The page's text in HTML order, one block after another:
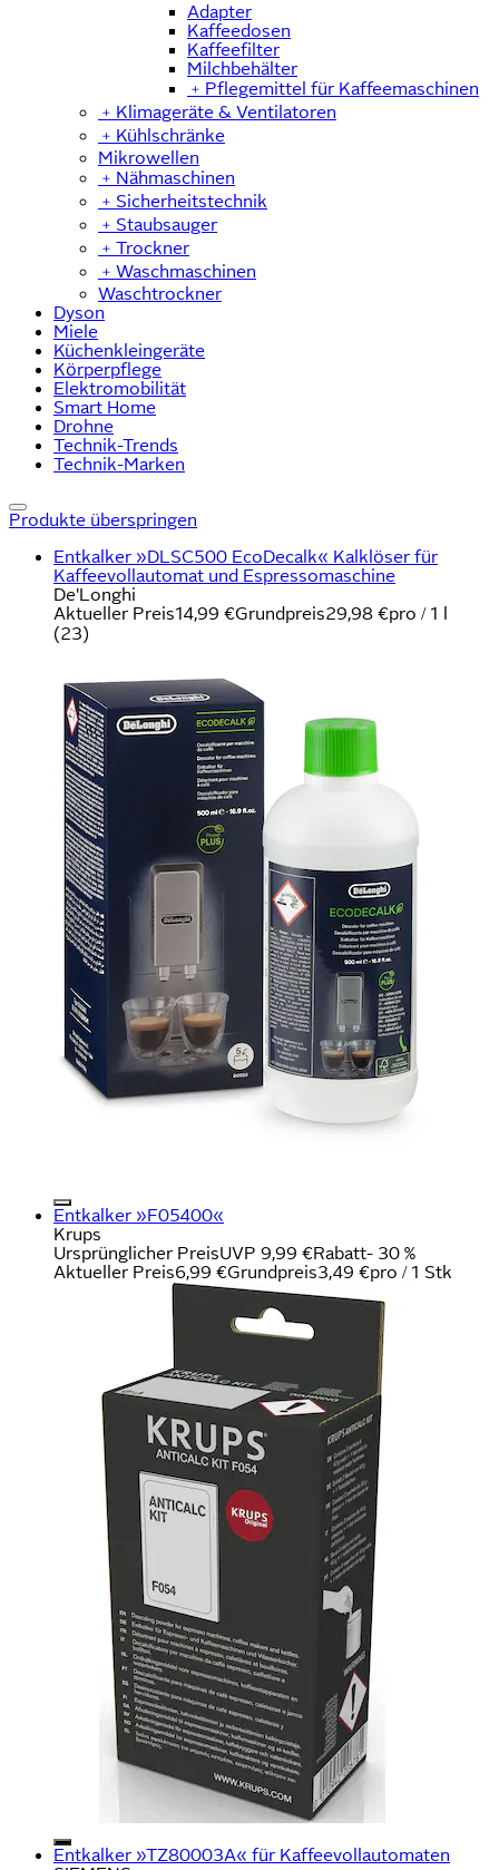
Adapter
Kaffeedosen
Kaffeefilter
Milchbehälter
﹢ Pflegemittel für Kaffeemaschinen
﹢ Klimageräte & Ventilatoren
﹢ Kühlschränke
Mikrowellen
﹢ Nähmaschinen
﹢ Sicherheitstechnik
﹢ Staubsauger
﹢ Trockner
﹢ Waschmaschinen
Waschtrockner
Dyson
Miele
Küchenkleingeräte
Körperpflege
Elektromobilität
Smart Home
Drohne
Technik-Trends
Technik-Marken
Produkte überspringen
Entkalker »DLSC500 EcoDecalk« Kalklöser für
Kaffeevollautomat und Espressomaschine
De'Longhi
Aktueller Preis14,99 €Grundpreis29,98 €pro / 1 l
(23)
Entkalker »F05400«
Krups
Ursprünglicher PreisUVP 9,99 €Rabatt- 30 %
Aktueller Preis6,99 €Grundpreis3,49 €pro / 1 Stk
Entkalker »TZ80003A« für Kaffeevollautomaten